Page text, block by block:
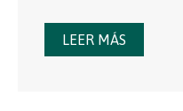
LEER MÁS